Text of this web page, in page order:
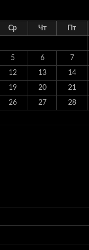
Ср Чт Пт
5 6 7
12 13 14
19 20 21
26 27 28